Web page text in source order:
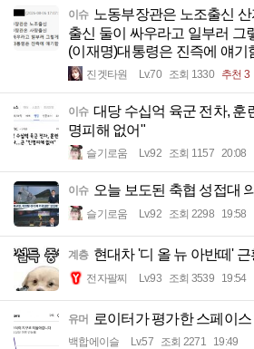
이슈 노동부장관은 노조출신
출신 둘이 싸우라고 일부러 그
(이재명)대통령은 진즉에 얘기
진겟타원 Lv.70 조회 1330 추천 3
이슈 대당 수십억 육군 전차,
명피해 없어"
슬기로움 Lv.92 조회 1157 20:08
이슈 오늘 보도된 축협 성접대
슬기로움 Lv.92 조회 2298 19:58
계층 현대차 '디 올 뉴 아반떼' 근
전자팔찌 Lv.93 조회 3539 19:54
유머 로이터가 평가한 스페이스
백합에이슬 Lv.57 조회 2271 19:49